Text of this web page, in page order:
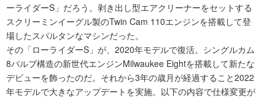
ーライダーS」だろう。剥き出し型エアクリーナーをセットする
スクリーミンイーグル製のTwin Cam 110エンジンを搭載して登
場したスパルタンなマシンだった。
その「ローライダーS」が、2020年モデルで復活。シングルカム
8バルブ構造の新世代エンジンMilwaukee Eightを搭載して新たな
デビューを飾ったのだ。それから3年の歳月が経過すること2022
年モデルで大きなアップデートを実施。以下の内容で仕様変更が